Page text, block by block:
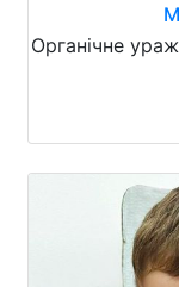
Органічне